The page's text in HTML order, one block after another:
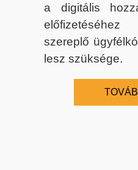
a digitális
szereplő
lesz szüksége.